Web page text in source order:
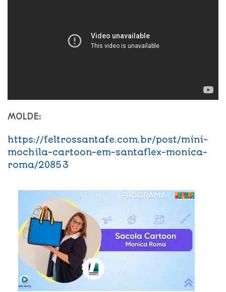
MOLDE:
https://feltrossantafe.com.br/post/mini-
mochila-cartoon-em-santaflex-monica-
roma/20853